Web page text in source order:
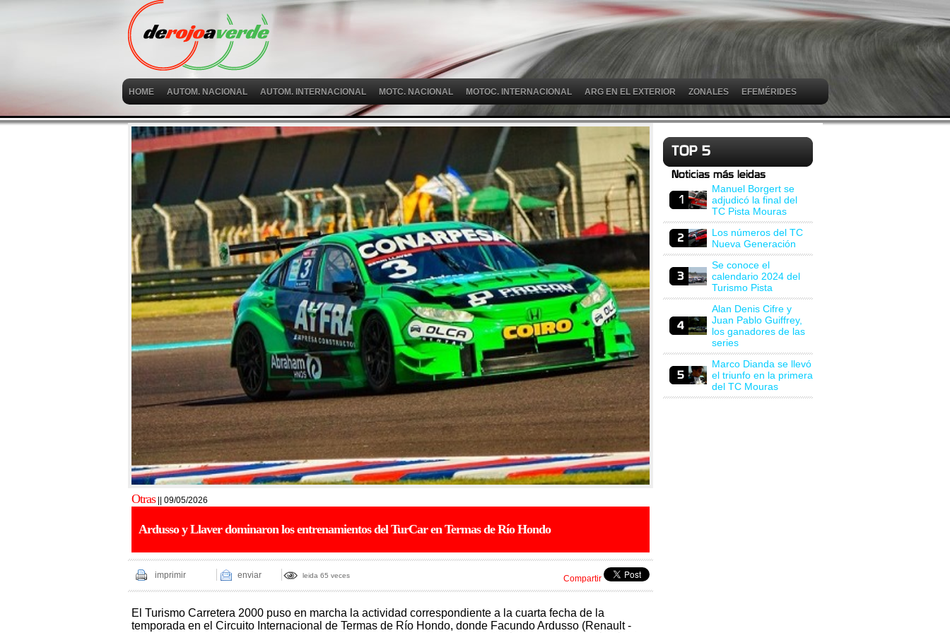
HOME AUTOM. NACIONAL AUTOM. INTERNACIONAL MOTC. NACIONAL MOTOC. INTERNACIONAL ARG EN EL EXTERIOR ZONALES EFEMÉRIDES
Otras|| 09/05/2026
Ardusso y Llaver dominaron los entrenamientos del TurCar en Termas de Río Hondo
imprimir enviar leida 65 veces Compartir
El Turismo Carretera 2000 puso en marcha la actividad correspondiente a la cuarta fecha de la
temporada en el Circuito Internacional de Termas de Río Hondo, donde Facundo Ardusso (Renault -
Manuel Borgert se
adjudicó la final del
TC Pista Mouras
Los números del TC
Nueva Generación
Se conoce el
calendario 2024 del
Turismo Pista
Alan Denis Cifre y
Juan Pablo Guiffrey,
los ganadores de las
series
Marco Dianda se llevó
el triunfo en la primera
del TC Mouras